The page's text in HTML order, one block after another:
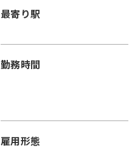
最寄り駅
勤務時間
雇用形態